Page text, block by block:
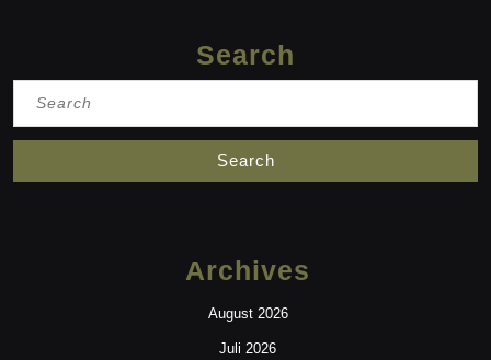
Search
Archives
August 2026
Juli 2026